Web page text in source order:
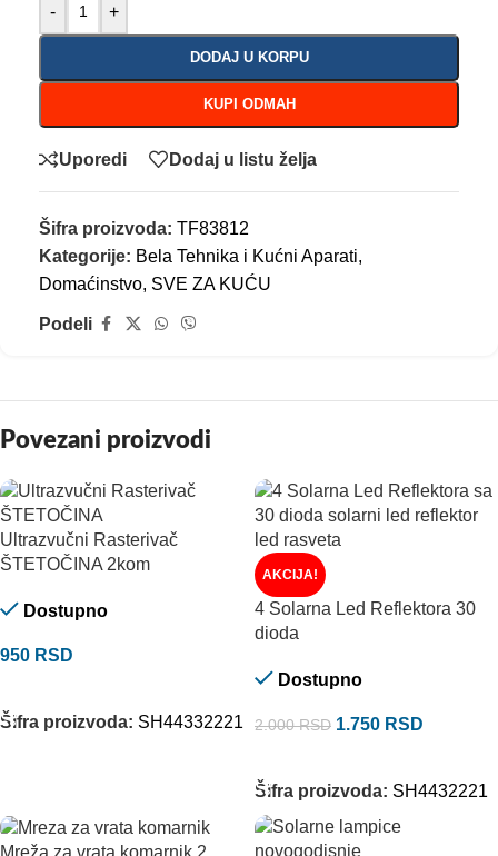
- +
DODAJ U KORPU
KUPI ODMAH
Uporedi Dodaj u listu želja
Šifra proizvoda: TF83812
Kategorije: Bela Tehnika i Kućni Aparati,
Domaćinstvo, SVE ZA KUĆU
Podeli
Povezani proizvodi
Ultrazvučni Rasterivač
ŠTETOČINA 2kom
Dostupno
950 RSD
Šifra proizvoda: SH44332221
AKCIJA!
4 Solarna Led Reflektora 30
dioda
Dostupno
2.000RSD 1.750 RSD
Šifra proizvoda: SH4432221
Mreža za vrata komarnik 2